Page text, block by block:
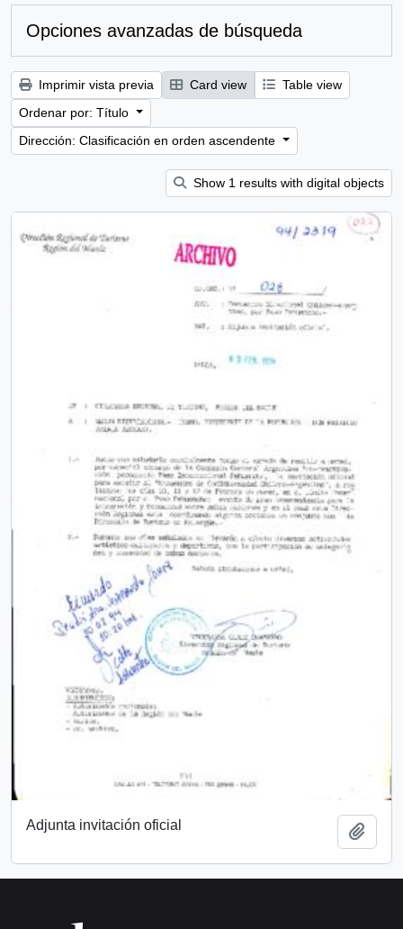
Opciones avanzadas de búsqueda
Imprimir vista previa Card view
Table view
Ordenar por: Título
Dirección: Clasificación en orden ascendente
Show 1 results with digital objects
Adjunta invitación oficial